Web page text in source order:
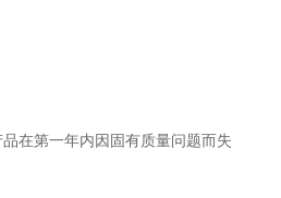
在第一年内因固有质量问题而失